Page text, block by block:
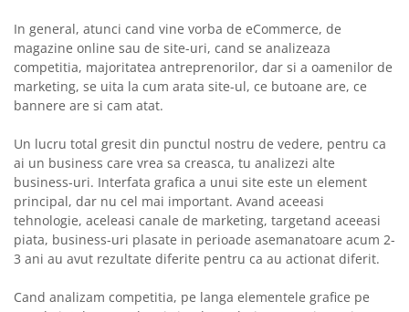
In general, atunci cand vine vorba de eCommerce, de
magazine online sau de site-uri, cand se analizeaza
competitia, majoritatea antreprenorilor, dar si a oamenilor de
marketing, se uita la cum arata site-ul, ce butoane are, ce
bannere are si cam atat.
Un lucru total gresit din punctul nostru de vedere, pentru ca
ai un business care vrea sa creasca, tu analizezi alte
business-uri. Interfata grafica a unui site este un element
principal, dar nu cel mai important. Avand aceeasi
tehnologie, aceleasi canale de marketing, targetand aceeasi
piata, business-uri plasate in perioade asemanatoare acum 2-
3 ani au avut rezultate diferite pentru ca au actionat diferit.
Cand analizam competitia, pe langa elementele grafice pe